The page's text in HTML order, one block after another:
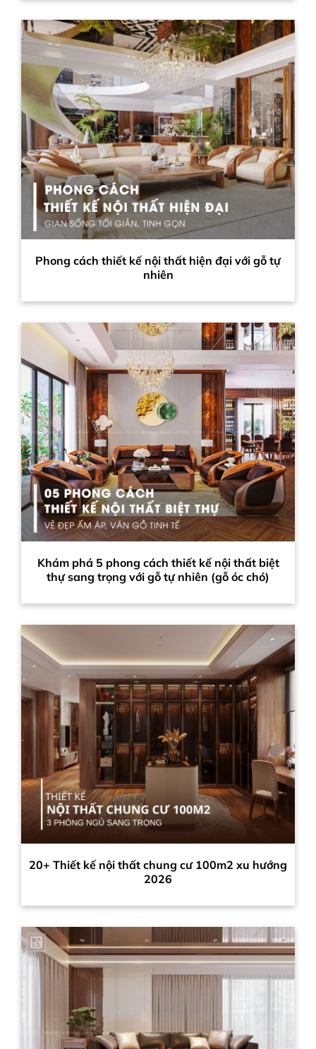
Phong cách thiết kế nội thất hiện đại với gỗ tự
nhiên
Khám phá 5 phong cách thiết kế nội thất biệt
thự sang trọng với gỗ tự nhiên (gỗ óc chó)
20+ Thiết kế nội thất chung cư 100m2 xu hướng
2026